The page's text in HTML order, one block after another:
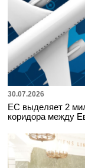
30.07.2026
ЕС выделяет 2
коридора между